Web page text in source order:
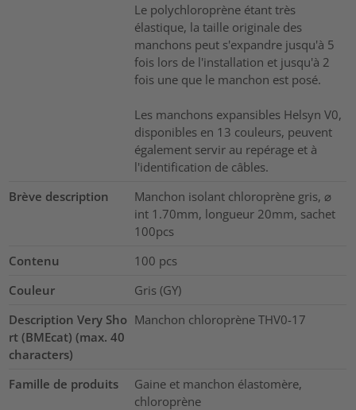
Le polychloroprène étant très
élastique, la taille originale des
manchons peut s'expandre jusqu'à 5
fois lors de l'installation et jusqu'à 2
fois une que le manchon est posé.
Les manchons expansibles Helsyn V0,
disponibles en 13 couleurs, peuvent
également servir au repérage et à
l'identification de câbles.
Brève description
Manchon isolant chloroprène gris, ⌀
int 1.70mm, longueur 20mm, sachet
100pcs
Contenu
100 pcs
Couleur
Gris (GY)
Description Very Sho
rt (BMEcat) (max. 40
characters)
Manchon chloroprène THV0-17
Famille de produits
Gaine et manchon élastomère,
chloroprène